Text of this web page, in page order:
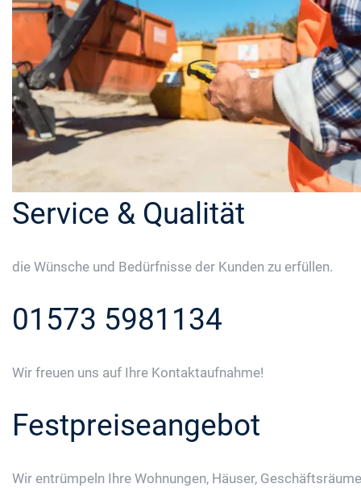
Service & Qualität
die Wünsche und Bedürfnisse der Kunden zu erfüllen.
01573 5981134
Wir freuen uns auf Ihre Kontaktaufnahme!
Festpreiseangebot
Wir entrümpeln Ihre Wohnungen, Häuser,